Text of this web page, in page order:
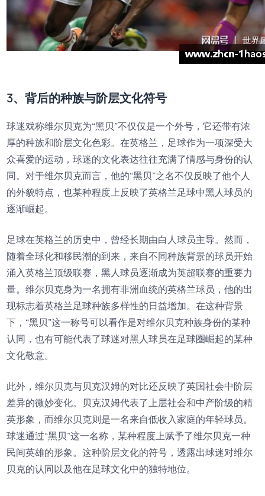
3、背后的种族与阶层文化符号
球迷戏称维尔贝克为“黑贝”不仅仅是一个外号，它还带有浓
厚的种族和阶层文化色彩。在英格兰，足球作为一项深受大
众喜爱的运动，球迷的文化表达往往充满了情感与身份的认
同。对于维尔贝克而言，他的“黑贝”之名不仅反映了他个人
的外貌特点，也某种程度上反映了英格兰足球中黑人球员的
逐渐崛起。
足球在英格兰的历史中，曾经长期由白人球员主导。然而，
随着全球化和移民潮的到来，来自不同种族背景的球员开始
涌入英格兰顶级联赛，黑人球员逐渐成为英超联赛的重要力
量。维尔贝克身为一名拥有非洲血统的英格兰球员，他的出
现标志着英格兰足球种族多样性的日益增加。在这种背景
下，“黑贝”这一称号可以看作是对维尔贝克种族身份的某种
认同，也有可能代表了球迷对黑人球员在足球圈崛起的某种
文化敬意。
此外，维尔贝克与贝克汉姆的对比还反映了英国社会中阶层
差异的微妙变化。贝克汉姆代表了上层社会和中产阶级的精
英形象，而维尔贝克则是一名来自低收入家庭的年轻球员。
球迷通过“黑贝”这一名称，某种程度上赋予了维尔贝克一种
民间英雄的形象。这种阶层文化的符号，透露出球迷对维尔
贝克的认同以及他在足球文化中的独特地位。